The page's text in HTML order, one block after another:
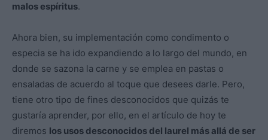
malos espíritus.
Ahora bien, su implementación como condimento o
especia se ha ido expandiendo a lo largo del mundo, en
donde se sazona la carne y se emplea en pastas o
ensaladas de acuerdo al toque que desees darle. Pero,
tiene otro tipo de fines desconocidos que quizás te
gustaría aprender, por ello, en el artículo de hoy te
diremos los usos desconocidos del laurel más allá de ser